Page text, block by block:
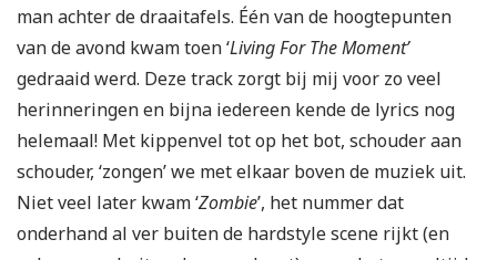
man achter de draaitafels. Één van de hoogtepunten
van de avond kwam toen ‘Living For The Moment’
gedraaid werd. Deze track zorgt bij mij voor zo veel
herinneringen en bijna iedereen kende de lyrics nog
helemaal! Met kippenvel tot op het bot, schouder aan
schouder, ‘zongen’ we met elkaar boven de muziek uit.
Niet veel later kwam ‘Zombie’, het nummer dat
onderhand al ver buiten de hardstyle scene rijkt (en